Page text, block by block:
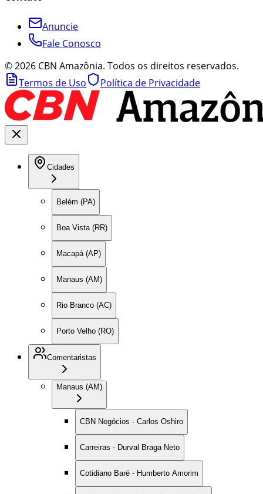
Anuncie
Fale Conosco
©2026 CBN Amazônia. Todos os direitos reservados.
Termos de Uso
Política de Privacidade
Cidades
Belém (PA)
Boa Vista (RR)
Macapá (AP)
Manaus (AM)
Rio Branco (AC)
Porto Velho (RO)
Comentaristas
Manaus (AM)
CBN Negócios - Carlos Oshiro
Carreiras - Durval Braga Neto
Cotidiano Baré - Humberto Amorim